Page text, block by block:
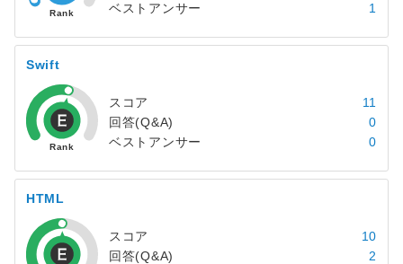
ベストアンサー
1
Swift
スコア
11
回答(Q&A)
0
ベストアンサー
0
HTML
スコア
10
回答(Q&A)
2